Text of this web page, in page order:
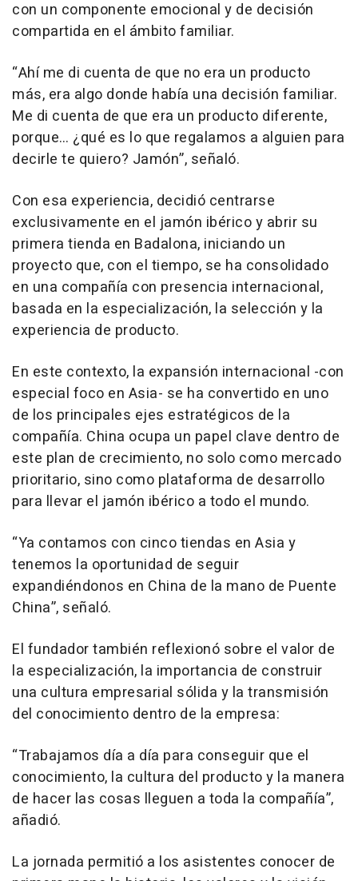
con un componente emocional y de decisión
compartida en el ámbito familiar.
“Ahí me di cuenta de que no era un producto
más, era algo donde había una decisión familiar.
Me di cuenta de que era un producto diferente,
porque… ¿qué es lo que regalamos a alguien para
decirle te quiero? Jamón”, señaló.
Con esa experiencia, decidió centrarse
exclusivamente en el jamón ibérico y abrir su
primera tienda en Badalona, iniciando un
proyecto que, con el tiempo, se ha consolidado
en una compañía con presencia internacional,
basada en la especialización, la selección y la
experiencia de producto.
En este contexto, la expansión internacional -con
especial foco en Asia- se ha convertido en uno
de los principales ejes estratégicos de la
compañía. China ocupa un papel clave dentro de
este plan de crecimiento, no solo como mercado
prioritario, sino como plataforma de desarrollo
para llevar el jamón ibérico a todo el mundo.
“Ya contamos con cinco tiendas en Asia y
tenemos la oportunidad de seguir
expandiéndonos en China de la mano de Puente
China”, señaló.
El fundador también reflexionó sobre el valor de
la especialización, la importancia de construir
una cultura empresarial sólida y la transmisión
del conocimiento dentro de la empresa:
“Trabajamos día a día para conseguir que el
conocimiento, la cultura del producto y la manera
de hacer las cosas lleguen a toda la compañía”,
añadió.
La jornada permitió a los asistentes conocer de